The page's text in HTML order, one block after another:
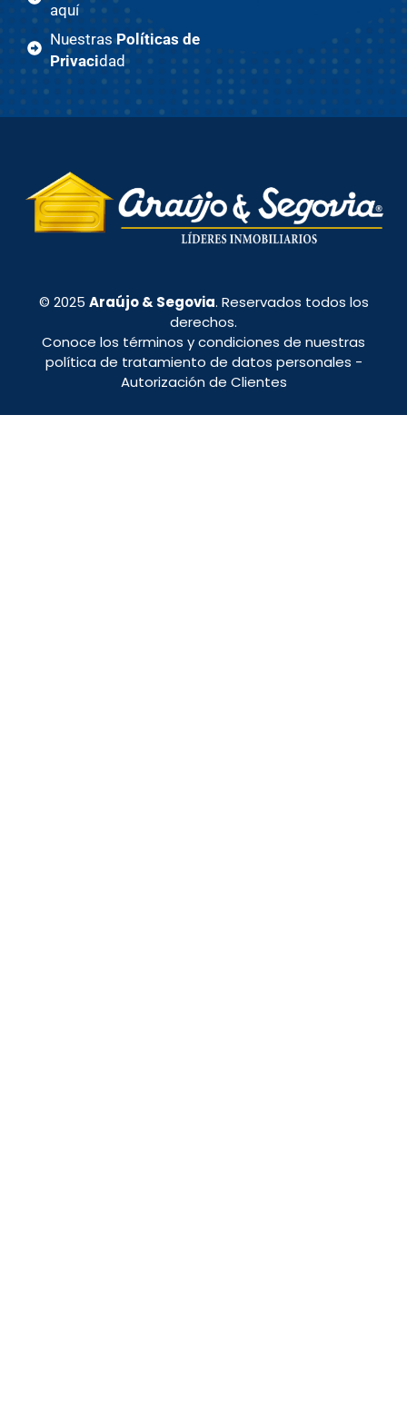
aquí
NuestrasPolíticas de
Privacidad
© 2025 Araújo & Segovia. Reservados todos los
derechos.
Conoce los términos y condiciones de nuestras
política de tratamiento de datos personales -
Autorización de Clientes